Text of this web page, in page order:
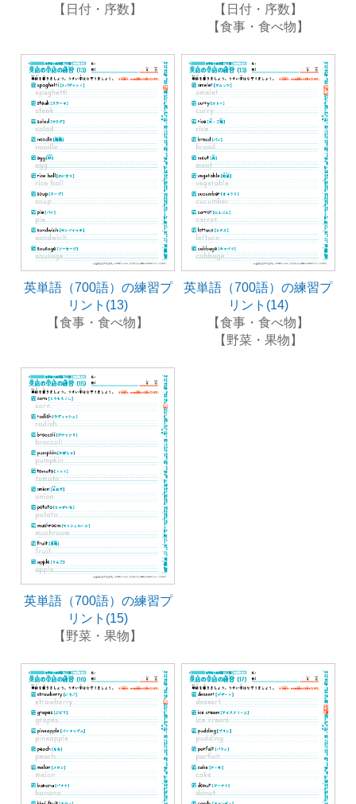
【日付・序数】
【日付・序数】
【食事・食べ物】
英単語（700語）の練習プ
リント(13)
【食事・食べ物】
英単語（700語）の練習プ
リント(14)
【食事・食べ物】
【野菜・果物】
英単語（700語）の練習プ
リント(15)
【野菜・果物】